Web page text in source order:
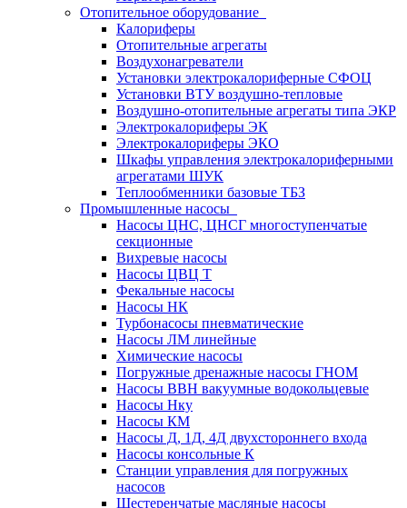
Отопительное оборудование
Калориферы
Отопительные агрегаты
Воздухонагреватели
Установки электрокалориферные СФОЦ
Установки ВТУ воздушно-тепловые
Воздушно-отопительные агрегаты типа ЭКР
Электрокалориферы ЭК
Электрокалориферы ЭКО
Шкафы управления электрокалориферными
агрегатами ШУК
Теплообменники базовые ТБЗ
Промышленные насосы
Насосы ЦНС, ЦНСГ многоступенчатые
секционные
Вихревые насосы
Насосы ЦВЦ Т
Фекальные насосы
Насосы НК
Турбонасосы пневматические
Насосы ЛМ линейные
Химические насосы
Погружные дренажные насосы ГНОМ
Насосы ВВН вакуумные водокольцевые
Насосы Нку
Насосы КМ
Насосы Д, 1Д, 4Д двухстороннего входа
Насосы консольные К
Станции управления для погружных
насосов
Шестеренчатые масляные насосы